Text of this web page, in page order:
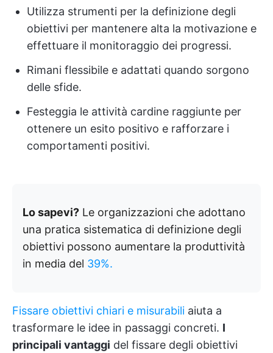
Utilizza strumenti per la definizione degli
obiettivi per mantenere alta la motivazione e
effettuare il monitoraggio dei progressi.
Rimani flessibile e adattati quando sorgono
delle sfide.
Festeggia le attività cardine raggiunte per
ottenere un esito positivo e rafforzare i
comportamenti positivi.
Lo sapevi? Le organizzazioni che adottano
una pratica sistematica di definizione degli
obiettivi possono aumentare la produttività
in media del 39%.
Fissare obiettivi chiari e misurabili aiuta a
trasformare le idee in passaggi concreti. I
principali vantaggi del fissare degli obiettivi